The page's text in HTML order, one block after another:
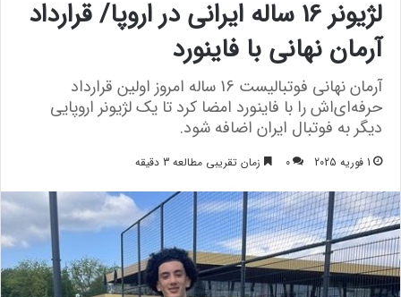
لژیونر 16 ساله ایرانی در اروپا/ قرارداد
آرمان نهانی با فاینورد
آرمان نهانی فوتبالیست 16 ساله امروز اولین قرارداد
حرفه‌ای‌اش را با فاینورد امضا ‏کرد تا یک لژیونر اروپایی
دیگر به فوتبال ایران اضافه شود.‏
1 فوریه 2025 0 زمان تقریبی مطالعه 3 دقیقه